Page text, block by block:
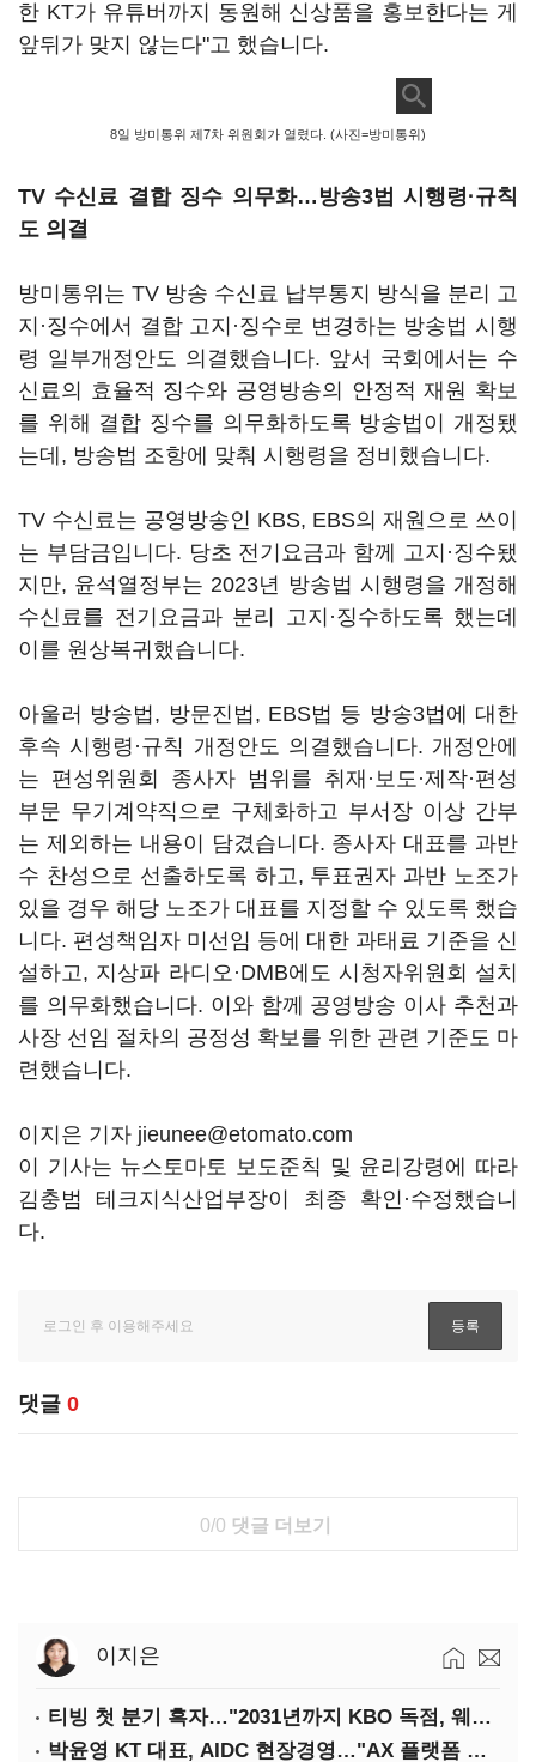
한 KT가 유튜버까지 동원해 신상품을 홍보한다는 게
앞뒤가 맞지 않는다"고 했습니다.
8일 방미통위 제7차 위원회가 열렸다. (사진=방미통위)
TV 수신료 결합 징수 의무화…방송3법 시행령·규칙
도 의결
방미통위는 TV 방송 수신료 납부통지 방식을 분리 고
지·징수에서 결합 고지·징수로 변경하는 방송법 시행
령 일부개정안도 의결했습니다. 앞서 국회에서는 수
신료의 효율적 징수와 공영방송의 안정적 재원 확보
를 위해 결합 징수를 의무화하도록 방송법이 개정됐
는데, 방송법 조항에 맞춰 시행령을 정비했습니다.
TV 수신료는 공영방송인 KBS, EBS의 재원으로 쓰이
는 부담금입니다. 당초 전기요금과 함께 고지·징수됐
지만, 윤석열정부는 2023년 방송법 시행령을 개정해
수신료를 전기요금과 분리 고지·징수하도록 했는데
이를 원상복귀했습니다.
아울러 방송법, 방문진법, EBS법 등 방송3법에 대한
후속 시행령·규칙 개정안도 의결했습니다. 개정안에
는 편성위원회 종사자 범위를 취재·보도·제작·편성
부문 무기계약직으로 구체화하고 부서장 이상 간부
는 제외하는 내용이 담겼습니다. 종사자 대표를 과반
수 찬성으로 선출하도록 하고, 투표권자 과반 노조가
있을 경우 해당 노조가 대표를 지정할 수 있도록 했습
니다. 편성책임자 미선임 등에 대한 과태료 기준을 신
설하고, 지상파 라디오·DMB에도 시청자위원회 설치
를 의무화했습니다. 이와 함께 공영방송 이사 추천과
사장 선임 절차의 공정성 확보를 위한 관련 기준도 마
련했습니다.
이지은 기자 jieunee@etomato.com
이 기사는 뉴스토마토 보도준칙 및 윤리강령에 따라
김충범 테크지식산업부장이 최종 확인·수정했습니
다.
댓글 0
0/0 댓글 더보기
이지은
티빙 첫 분기 흑자…"2031년까지 KBO 독점, 웨이브 합병도 속도"
박윤영 KT 대표, AIDC 현장경영…"AX 플랫폼 핵심 인프라로 키운다"